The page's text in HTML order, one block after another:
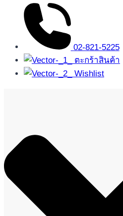
02-821-5225
ตะกร้าสินค้า
Wishlist